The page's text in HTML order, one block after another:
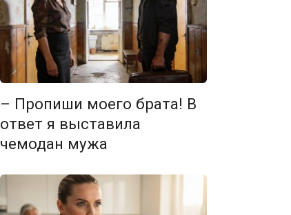
– Пропиши моего брата! В
ответ я выставила
чемодан мужа